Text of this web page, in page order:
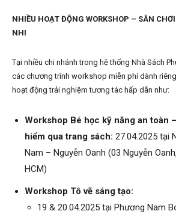
NHIỀU HOẠT ĐỘNG WORKSHOP – SÂN
NHI
Tại nhiều chi nhánh trong hệ thống Nhà Sách
các chương trình workshop miễn phí dành
hoạt động trải nghiệm tương tác hấp dẫn như:
Workshop Bé học kỹ năng an toàn
hiểm qua trang sách: 27.04.2025 tại
Nam – Nguyễn Oanh (03 Nguyễn
HCM)
Workshop Tô vẽ sáng tạo:
19 & 20.04.2025 tại Phương Nam